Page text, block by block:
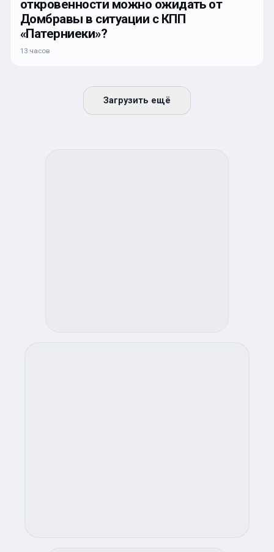
откровенности можно ожидать от
Домбравы в ситуации с КПП
«Патерниеки»?
13 часов
Загрузить ещё